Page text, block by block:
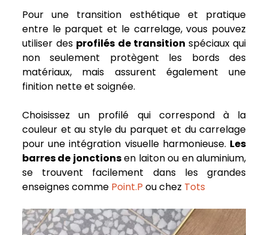
Pour une transition esthétique et pratique
entre le parquet et le carrelage, vous pouvez
utiliser des profilés de transition spéciaux qui
non seulement protègent les bords des
matériaux, mais assurent également une
finition nette et soignée.
Choisissez un profilé qui correspond à la
couleur et au style du parquet et du carrelage
pour une intégration visuelle harmonieuse. Les
barres de jonctionsen laiton ou en aluminium,
se trouvent facilement dans les grandes
enseignes comme Point.P ou chez Tots